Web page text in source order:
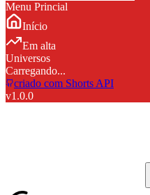
Menu Princial
Início
Em alta
Universos
Carregando...
criado com Shorts API
v1.0.0